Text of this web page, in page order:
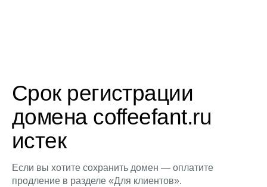
Срок регистрации
домена coffeefant.ru
истек
Если вы хотите сохранить домен — оплатите
продление в разделе «Для клиентов».